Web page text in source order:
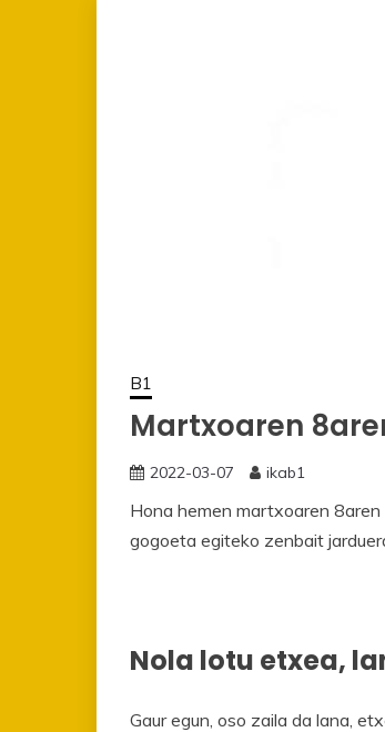
B1
Martxoaren
2022-03-07 ikab1
Hona hemen martxoaren
gogoeta egiteko zenbait
Nola lotu etxea,
Gaur egun, oso zaila da lana,